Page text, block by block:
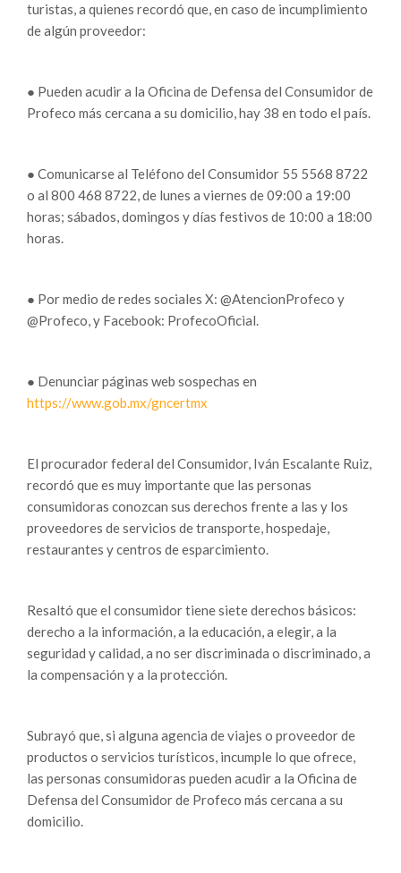
turistas, a quienes recordó que, en caso de incumplimiento
de algún proveedor:
● Pueden acudir a la Oficina de Defensa del Consumidor de
Profeco más cercana a su domicilio, hay 38 en todo el país.
● Comunicarse al Teléfono del Consumidor 55 5568 8722
o al 800 468 8722, de lunes a viernes de 09:00 a 19:00
horas; sábados, domingos y días festivos de 10:00 a 18:00
horas.
● Por medio de redes sociales X: @AtencionProfeco y
@Profeco, y Facebook: ProfecoOficial.
● Denunciar páginas web sospechas en
https://www.gob.mx/gncertmx
El procurador federal del Consumidor, Iván Escalante Ruiz,
recordó que es muy importante que las personas
consumidoras conozcan sus derechos frente a las y los
proveedores de servicios de transporte, hospedaje,
restaurantes y centros de esparcimiento.
Resaltó que el consumidor tiene siete derechos básicos:
derecho a la información, a la educación, a elegir, a la
seguridad y calidad, a no ser discriminada o discriminado, a
la compensación y a la protección.
Subrayó que, si alguna agencia de viajes o proveedor de
productos o servicios turísticos, incumple lo que ofrece,
las personas consumidoras pueden acudir a la Oficina de
Defensa del Consumidor de Profeco más cercana a su
domicilio.